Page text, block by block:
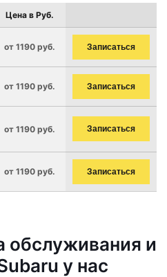
Цена в Руб.
от 1190 руб. Записаться
от 1190 руб. Записаться
от 1190 руб. Записаться
от 1190 руб. Записаться
и
у нас